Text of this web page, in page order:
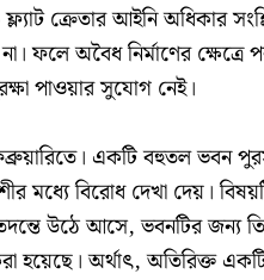
ক্রেতার আইনি অধিকার
ফলে অবৈধ নির্মাণের ক্ষেত্রে
পাওয়ার সুযোগ নেই।
একটি বহুতল ভবন
মধ্যে বিরোধ দেখা দেয়।
উঠে আসে, ভবনটির জন্য
হয়েছে। অর্থাৎ, অতিরিক্ত